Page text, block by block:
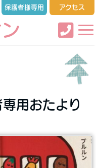
保護者様専用 アクセス
専用おたより